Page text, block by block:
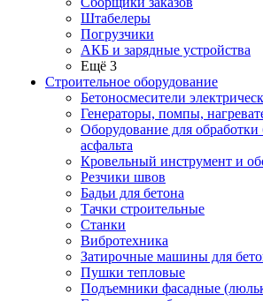
Штабелеры
Погрузчики
АКБ и зарядные устройства
Ещё 3
Строительное оборудование
Бетоносмесители
Генераторы, помпы,
Оборудование для обработки
асфальта
Кровельный инструмент и
Резчики швов
Бадьи для бетона
Тачки строительные
Станки
Вибротехника
Затирочные машины для
Пушки тепловые
Подъемники фасадные